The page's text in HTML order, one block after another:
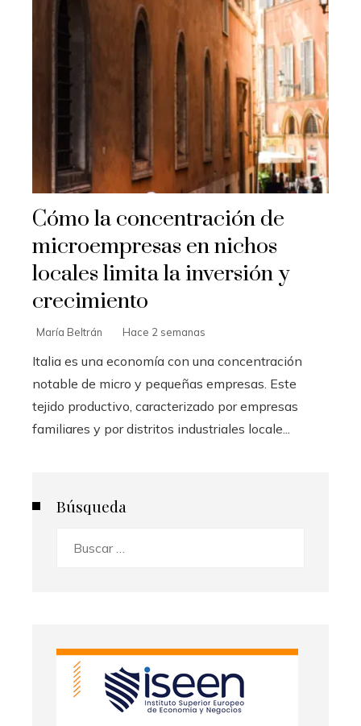
Cómo la concentración de
microempresas en nichos
locales limita la inversión y
crecimiento
María Beltrán Hace 2 semanas
Italia es una economía con una concentración
notable de micro y pequeñas empresas. Este
tejido productivo, caracterizado por empresas
familiares y por distritos industriales locale...
Búsqueda